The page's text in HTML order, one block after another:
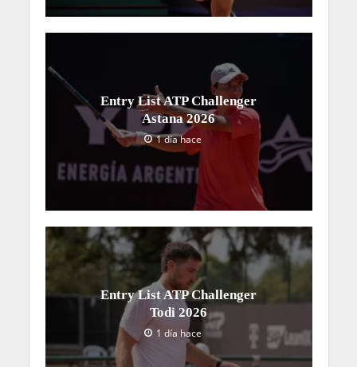
Entry List ATP Challenger
Astana 2026
1 día hace
Entry List ATP Challenger
Todi 2026
1 día hace